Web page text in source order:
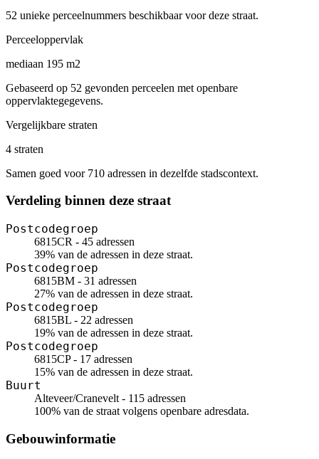
52 unieke perceelnummers beschikbaar voor deze straat.
Perceeloppervlak
mediaan 195 m2
Gebaseerd op 52 gevonden perceelen met openbare
oppervlaktegegevens.
Vergelijkbare straten
4 straten
Samen goed voor 710 adressen in dezelfde stadscontext.
Verdeling binnen deze straat
Postcodegroep
6815CR - 45 adressen
39% van de adressen in deze straat.
Postcodegroep
6815BM - 31 adressen
27% van de adressen in deze straat.
Postcodegroep
6815BL - 22 adressen
19% van de adressen in deze straat.
Postcodegroep
6815CP - 17 adressen
15% van de adressen in deze straat.
Buurt
Alteveer/Cranevelt - 115 adressen
100% van de straat volgens openbare adresdata.
Gebouwinformatie